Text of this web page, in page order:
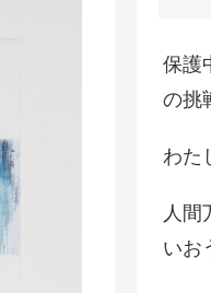
保護
の挑
わた
人間
いお